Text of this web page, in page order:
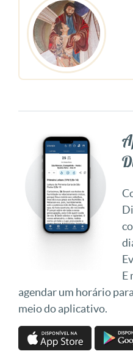
E
agendar um horário
meio do aplicativo.